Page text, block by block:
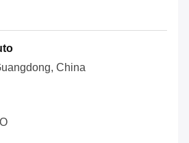
China